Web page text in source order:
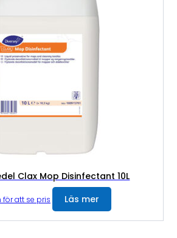
Clax Mop Disinfectant 10L
för att se pris Läs mer